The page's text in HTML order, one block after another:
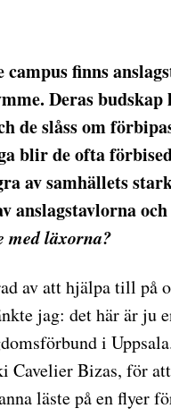
campus finns
Deras
de slåss om
blir de ofta
av samhällets
anslagstavlorna
med läxorna?
av att hjälpa till
jag: det här är ju
i
Cavelier Bizas, för
läste på en flyer